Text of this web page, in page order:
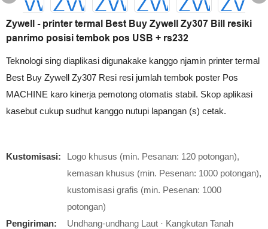
Zywell - printer termal Best Buy Zywell Zy307 Bill resiki
panrimo posisi tembok pos USB + rs232
Teknologi sing diaplikasi digunakake kanggo njamin printer termal
Best Buy Zywell Zy307 Resi resi jumlah tembok poster Pos
MACHINE karo kinerja pemotong otomatis stabil. Skop aplikasi
kasebut cukup sudhut kanggo nutupi lapangan (s) cetak.
Kustomisasi:
Logo khusus (min. Pesanan: 120 potongan),
kemasan khusus (min. Pesenan: 1000 potongan),
kustomisasi grafis (min. Pesenan: 1000
potongan)
Pengiriman:
Undhang-undhang Laut · Kangkutan Tanah